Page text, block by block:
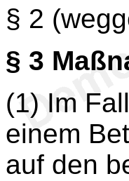
§ 2
§ 3
(1) Im
einem
auf den